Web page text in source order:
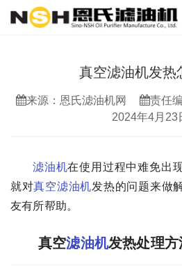
真空滤油机发热
来源：恩氏滤油机网 责任
2024年4月23
滤油机在使用过程中难免出
就对真空滤油机发热的问题来做
友有所帮助。
真空滤油机发热处理方